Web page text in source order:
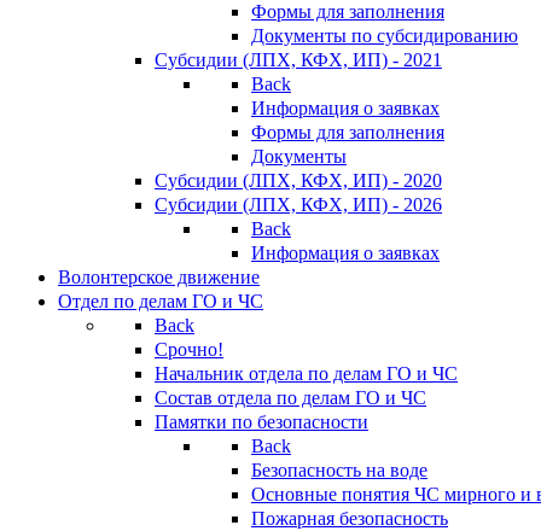
Формы для заполнения
Документы по субсидированию
Субсидии (ЛПХ, КФХ, ИП) - 2021
Back
Информация о заявках
Формы для заполнения
Документы
Субсидии (ЛПХ, КФХ, ИП) - 2020
Субсидии (ЛПХ, КФХ, ИП) - 2026
Back
Информация о заявках
Волонтерское движение
Отдел по делам ГО и ЧС
Back
Срочно!
Начальник отдела по делам ГО и ЧС
Состав отдела по делам ГО и ЧС
Памятки по безопасности
Back
Безопасность на воде
Основные понятия ЧС мирного и
Пожарная безопасность